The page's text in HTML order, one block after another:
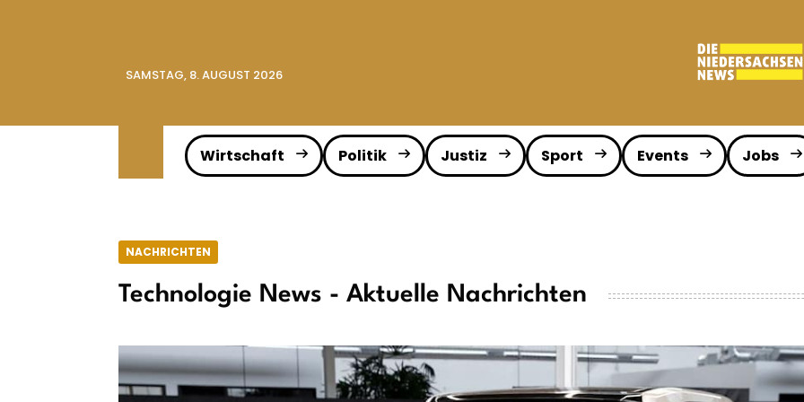
SAMSTAG, 8. AUGUST 2026
Wirtschaft Politik Justiz Sport Events Jobs
NACHRICHTEN
Technologie News - Aktuelle Nachrichten